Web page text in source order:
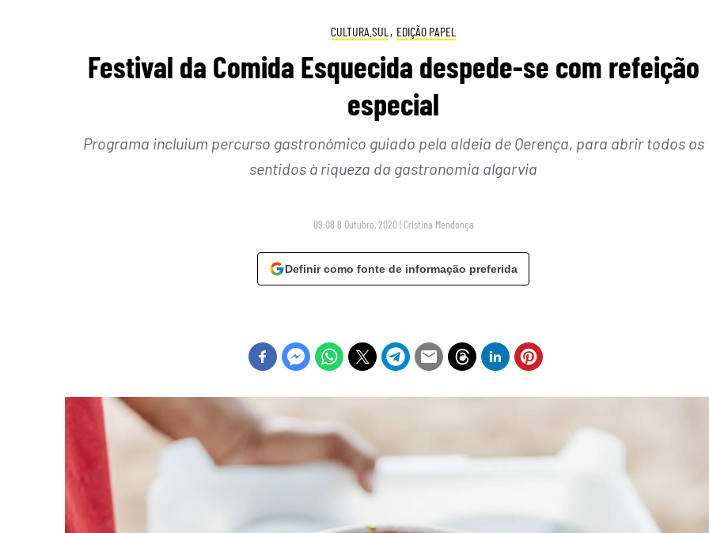
CULTURA.SUL , EDIÇÃO PAPEL
Festival da Comida Esquecida despede-se com refeição
especial
Programa incluium percurso gastronómico guiado pela aldeia de Qerença, para abrir todos os
sentidos à riqueza da gastronomia algarvia
09:08 8 Outubro, 2020 | Cristina Mendonça
Definir como fonte de informação preferida